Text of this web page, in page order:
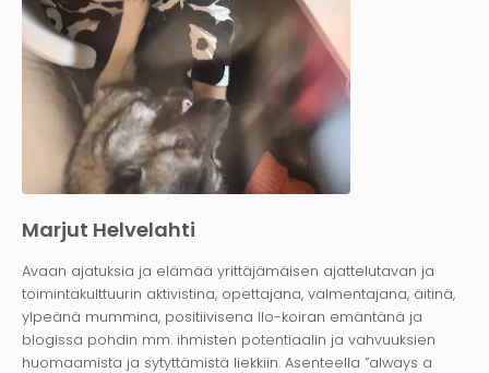
Marjut Helvelahti
Avaan ajatuksia ja elämää yrittäjämäisen ajattelutavan ja
toimintakulttuurin aktivistina, opettajana, valmentajana, äitinä,
ylpeänä mummina, positiivisena Ilo-koiran emäntänä ja
blogissa pohdin mm. ihmisten potentiaalin ja vahvuuksien
huomaamista ja sytyttämistä liekkiin. Asenteella ”always a